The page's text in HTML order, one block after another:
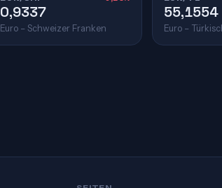
0,9337
Euro – Schweizer Franken
55,1554
Euro –